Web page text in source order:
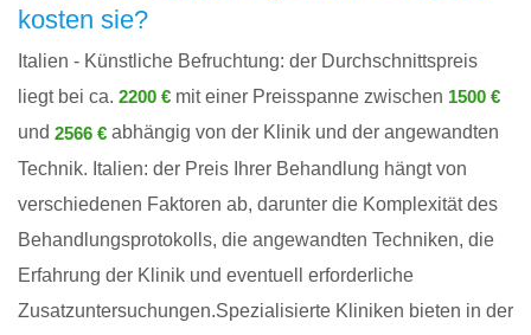
kosten sie?
Italien - Künstliche Befruchtung: der Durchschnittspreis
liegt bei ca. 2200 € mit einer Preisspanne zwischen 1500 €
und 2566 € abhängig von der Klinik und der angewandten
Technik. Italien: der Preis Ihrer Behandlung hängt von
verschiedenen Faktoren ab, darunter die Komplexität des
Behandlungsprotokolls, die angewandten Techniken, die
Erfahrung der Klinik und eventuell erforderliche
Zusatzuntersuchungen.Spezialisierte Kliniken bieten in der